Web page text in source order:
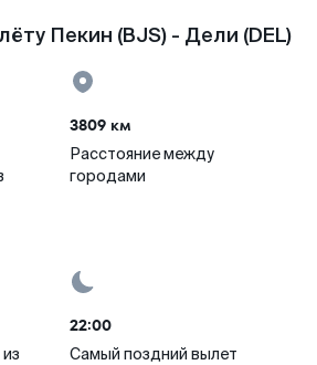
Пекин (BJS) - Дели (DEL)
3809 км
Расстояние между
городами
22:00
Самый поздний вылет